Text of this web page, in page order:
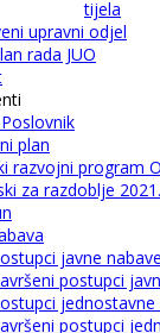
tijela
upravni odjel
rada JUO
plan
razvojni program
za razdoblje
javne
postupci
postupci